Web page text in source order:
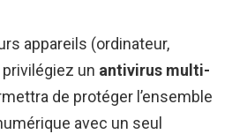
appareils (ordinateur,
un antivirus multi-
de protéger l’ensemble
avec un seul